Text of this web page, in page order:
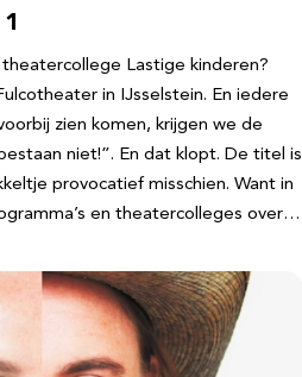
Lastige kinderen?
in IJsselstein. En iedere
zien komen, krijgen we de
niet!”. En dat klopt. De titel is
provocatief misschien. Want in
en theatercolleges over…